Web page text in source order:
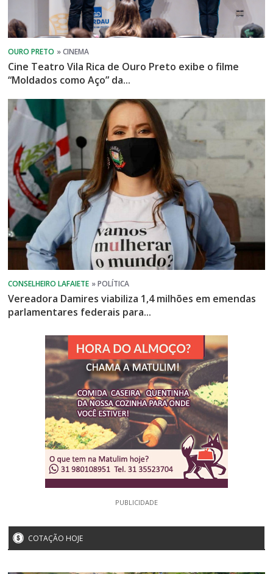
Cine Teatro Vila Rica de Ouro Preto exibe o filme
“Moldados como Aço” da...
Vereadora Damires viabiliza 1,4 milhões em emendas
parlamentares federais para...
PUBLICIDADE
COTAÇÃO HOJE